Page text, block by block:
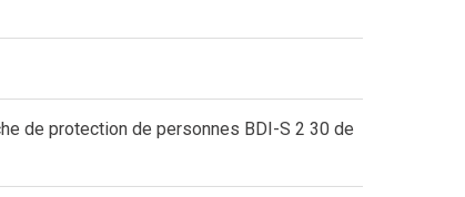
de protection de personnes BDI-S 2 30 de